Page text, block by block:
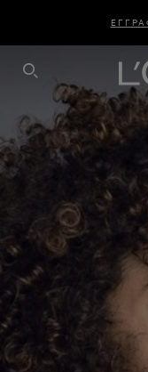
SEARCH THIS SITE